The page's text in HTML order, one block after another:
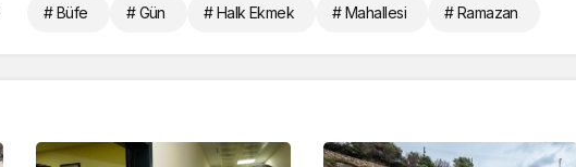
# Büfe # Gün # Halk Ekmek # Mahallesi # Ramazan